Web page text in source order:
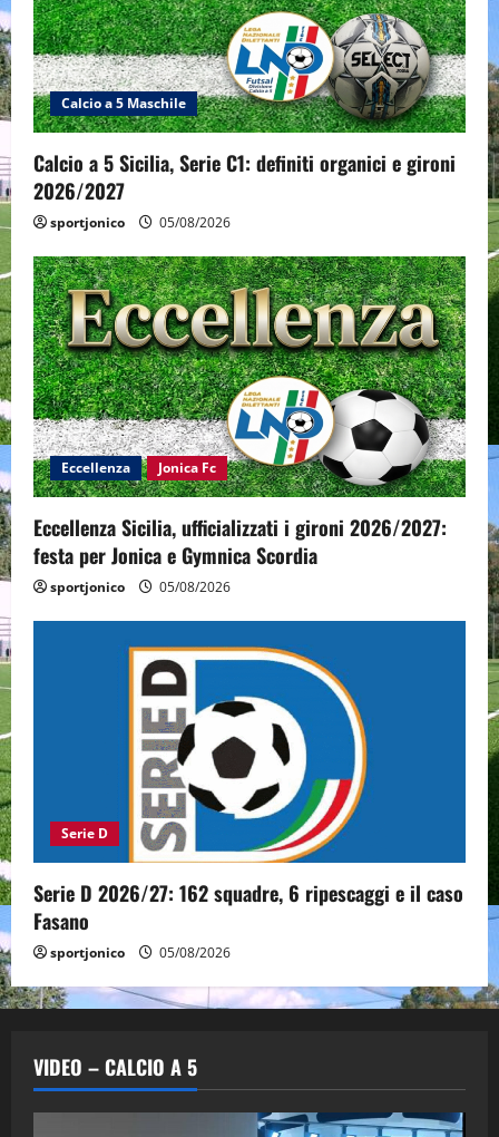
Calcio a 5 Maschile
Calcio a 5 Sicilia, Serie C1: definiti organici e gironi
2026/2027
sportjonico 05/08/2026
Eccellenza Jonica Fc
Eccellenza Sicilia, ufficializzati i gironi 2026/2027:
festa per Jonica e Gymnica Scordia
sportjonico 05/08/2026
Serie D
Serie D 2026/27: 162 squadre, 6 ripescaggi e il caso
Fasano
sportjonico 05/08/2026
VIDEO – CALCIO A 5